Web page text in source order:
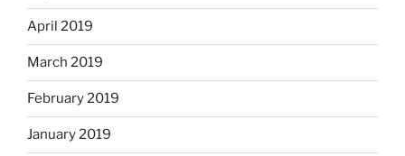
April 2019
March 2019
February 2019
January 2019